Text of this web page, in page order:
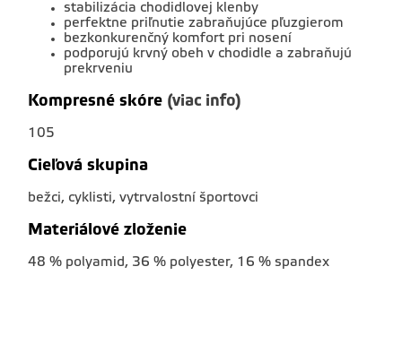
stabilizácia chodidlovej klenby
perfektne priľnutie zabraňujúce pľuzgierom
bezkonkurenčný komfort pri nosení
podporujú krvný obeh v chodidle a zabraňujú
prekrveniu
Kompresné skóre (viac info)
105
Cieľová skupina
bežci, cyklisti, vytrvalostní športovci
Materiálové zloženie
48 % polyamid, 36 % polyester, 16 % spandex